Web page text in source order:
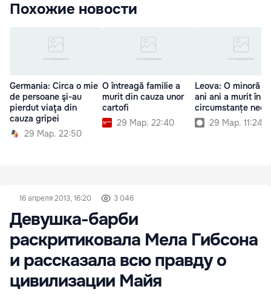
Похожие новости
Germania: Circa o mie
de persoane şi-au
pierdut viaţa din
cauza gripei
29 Мар. 22:50
O întreagă familie a
murit din cauza unor
cartofi
29 Мар. 22:40
Leova: O minoră
ani ani a murit în
circumstanțe
29 Мар. 11:24
16 апреля 2013, 16:20 3 046
Девушка-барби
раскритиковала Мела Гибсона
и рассказала всю правду о
цивилизации Майя